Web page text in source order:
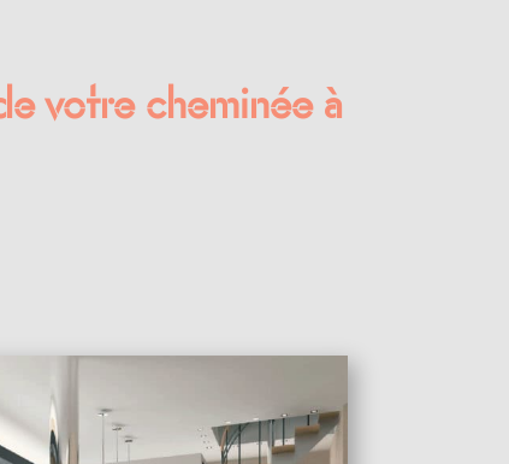
votre cheminée à